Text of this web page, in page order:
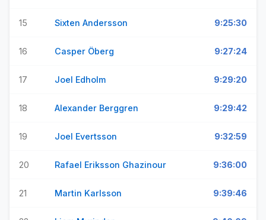
15 Sixten Andersson 9:25:30
16 Casper Öberg 9:27:24
17 Joel Edholm 9:29:20
18 Alexander Berggren 9:29:42
19 Joel Evertsson 9:32:59
20 Rafael Eriksson Ghazinour 9:36:00
21 Martin Karlsson 9:39:46